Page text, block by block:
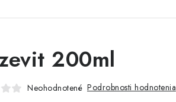
200ml
Neohodnotené Podrobnosti hodnotenia